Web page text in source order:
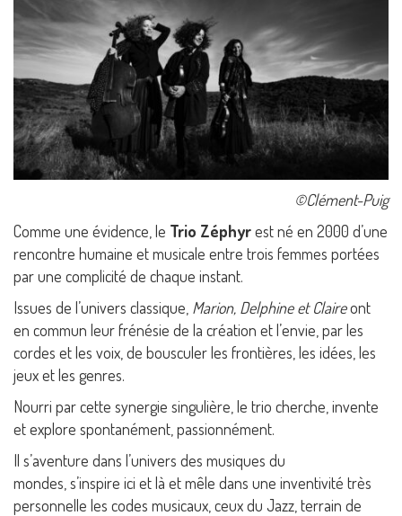
©Clément-Puig
Comme une évidence, le Trio Zéphyrest né en 2000 d’une
rencontre humaine et musicale entre trois femmes portées
par une complicité de chaque instant.
Issues de l’univers classique, Marion, Delphine et Claireont
en commun leur frénésie de la création et l’envie, par les
cordes et les voix, de bousculer les frontières, les idées, les
jeux et les genres.
Nourri par cette synergie singulière, le trio cherche, invente
et explore spontanément, passionnément.
Il s’aventure dans l’univers des musiques du
mondes, s’inspire ici et là et mêle dans une inventivité très
personnelle les codes musicaux, ceux du Jazz, terrain de